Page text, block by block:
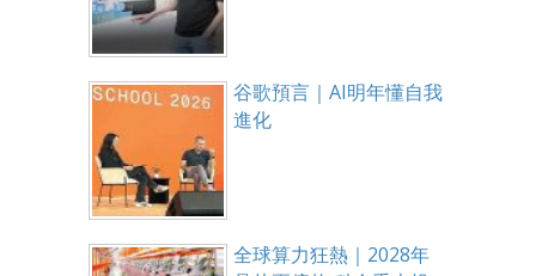
谷歌預言｜AI明年懂自我
進化
全球算力狂熱｜2028年